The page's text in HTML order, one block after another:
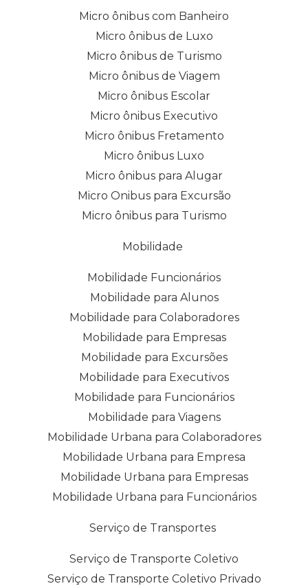
Micro ônibus com Banheiro
Micro ônibus de Luxo
Micro ônibus de Turismo
Micro ônibus de Viagem
Micro ônibus Escolar
Micro ônibus Executivo
Micro ônibus Fretamento
Micro ônibus Luxo
Micro ônibus para Alugar
Micro Onibus para Excursão
Micro ônibus para Turismo
Mobilidade
Mobilidade Funcionários
Mobilidade para Alunos
Mobilidade para Colaboradores
Mobilidade para Empresas
Mobilidade para Excursões
Mobilidade para Executivos
Mobilidade para Funcionários
Mobilidade para Viagens
Mobilidade Urbana para Colaboradores
Mobilidade Urbana para Empresa
Mobilidade Urbana para Empresas
Mobilidade Urbana para Funcionários
Serviço de Transportes
Serviço de Transporte Coletivo
Serviço de Transporte Coletivo Privado